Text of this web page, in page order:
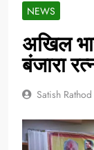
NEWS
अखिल
बंजारा
Satish Rathod